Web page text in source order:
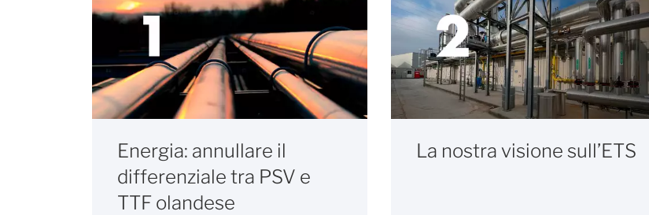
Energia: annullare il
differenziale tra PSV e
TTF olandese
La nostra visione sull’ETS